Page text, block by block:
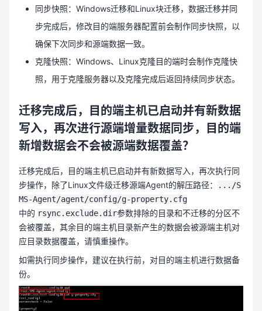
同步快照：Windows迁移和Linux块迁移，数据迁移并同
步完成后，修改目的端服务器配置前会制作同步快照，以
确保下次同步和源端数据一致。
克隆快照：Windows、Linux克隆目的端时会制作克隆快
照，用于克隆服务器以及克隆完成后返回持续同步状态。
迁移完成后，目的端主机已启动并有新数据
写入，再次进行源端增量数据同步，目的端
新增数据会不会被源端数据覆盖？
迁移完成后，目的端主机已启动并有新数据写入，再次执行同
步操作，除了Linux文件级迁移源端Agent的解压路径：
.../S
MS-Agent/agent/config/g-property.cfg
中的 rsync.exclude.dir参数排除的目录和不迁移的分区不
会被覆盖，其余目的端主机目录新产生的数据会被源端主机对
应目录数据覆盖，请慎重操作。
如需执行同步操作，建议在执行前，对目的端主机进行数据备
份。